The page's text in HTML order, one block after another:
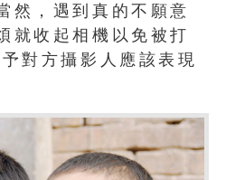
然，遇到真的不願意
就收起相機以免被打
對方攝影人應該表現